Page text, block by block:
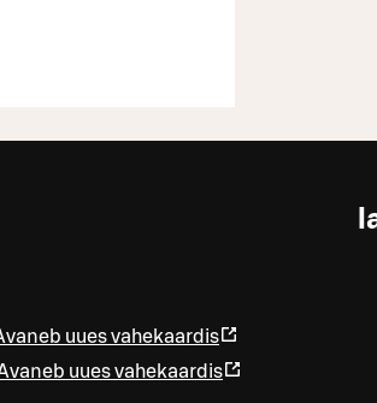
uues vahekaardis
uues vahekaardis